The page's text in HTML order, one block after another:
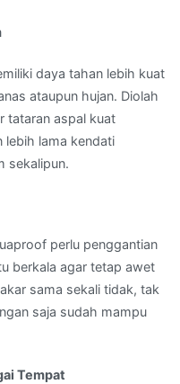
daya tahan lebih kuat
ataupun hujan. Diolah
tataran aspal kuat
lebih lama kendati
sekalipun.
perlu penggantian
berkala agar tetap awet
sama sekali tidak, tak
saja sudah mampu
Tempat